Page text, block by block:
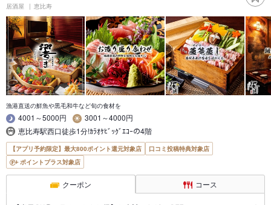
居酒屋 恵比寿
漁港直送の鮮魚や黒毛和牛など旬の食材を
4001～5000円
3001～4000円
恵比寿駅西口徒歩1分!ｶﾗｵｹﾋﾞｯｸﾞｴｺｰの4階
【アプリ予約限定】最大800ポイント還元対象店
口コミ投稿特典対象店
ポイントプラス対象店
クーポン コース